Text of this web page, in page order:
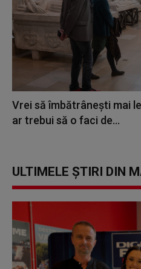
Vrei să îmbătrânești mai
ar trebui să o faci de...
ULTIMELE ȘTIRI DIN